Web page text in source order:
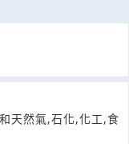
天然氣,石化,化工,食